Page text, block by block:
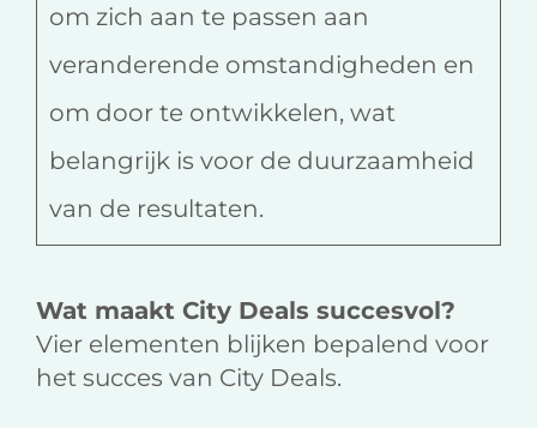
om zich aan te passen aan
veranderende omstandigheden en
om door te ontwikkelen, wat
belangrijk is voor de duurzaamheid
van de resultaten.
Wat maakt City Deals succesvol?
Vier elementen blijken bepalend voor
het succes van City Deals.